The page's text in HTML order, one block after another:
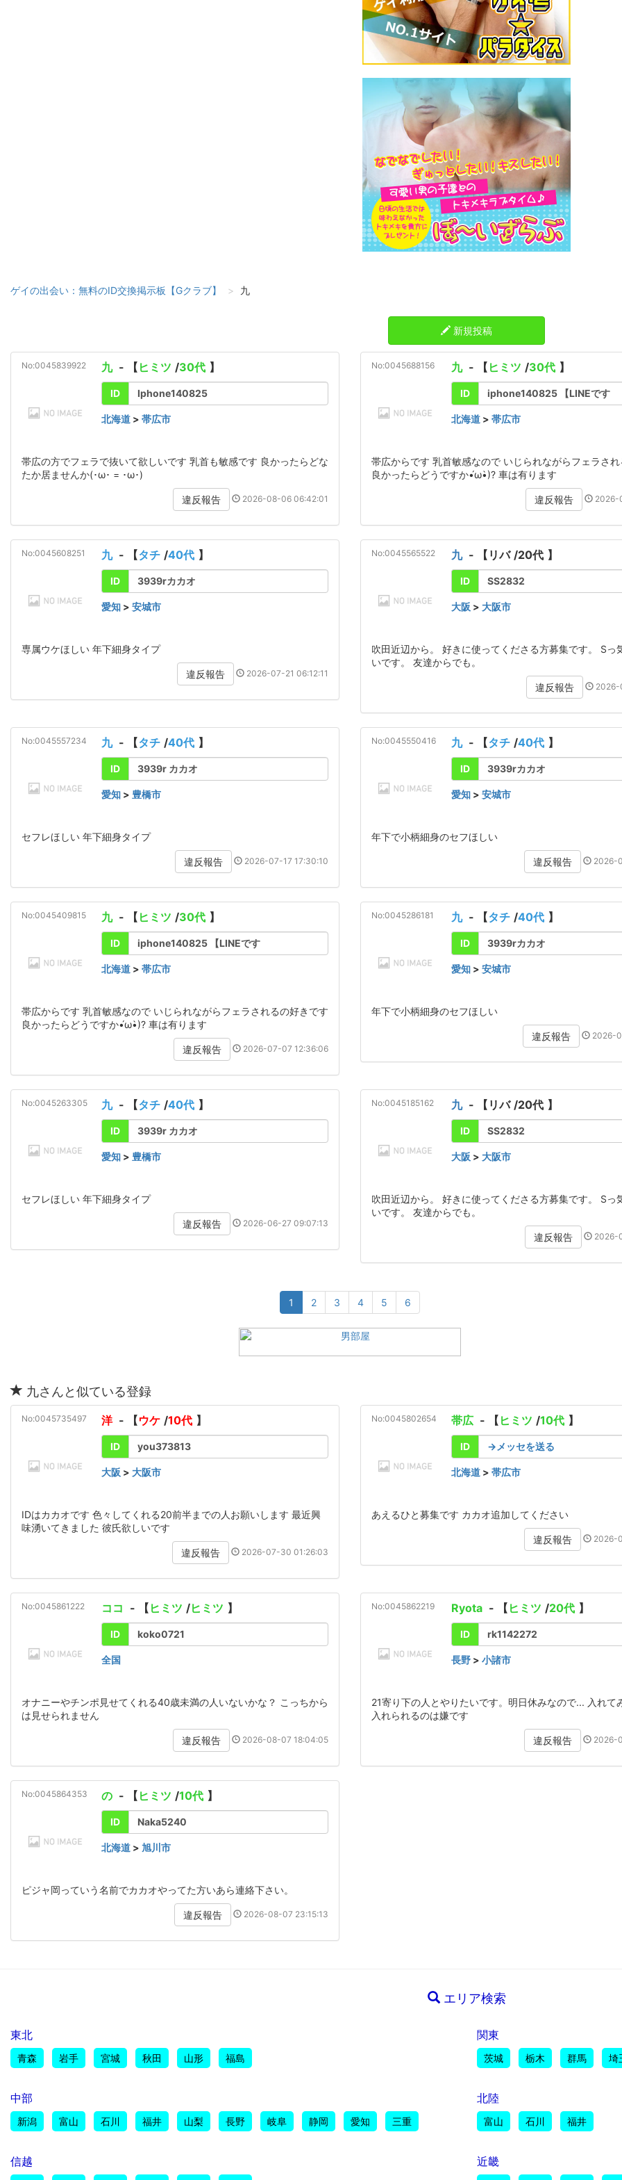
ゲイの出会い：無料のID交換掲示板【Gクラブ】 九
新規投稿
No:0045839922 九 - 【 ヒミツ /30代 】
ID Iphone140825
北海道 > 帯広市
帯広の方でフェラで抜いて欲しいです 乳首も敏感です 良かったらどな
たか居ませんか(･ω･ = ･ω･)
違反報告 2026-08-06 06:42:01
No:0045688156 九 - 【 ヒミツ /30代 】
ID iphone140825 【LINEです
北海道 > 帯広市
帯広からです 乳首敏感なので いじられながらフェラさ
良かったらどうですか•́ω•̀)? 車は有ります
違反報告 2026-
No:0045608251 九 - 【タチ /40代 】
ID 3939rカカオ
愛知 > 安城市
専属ウケほしい 年下細身タイプ
違反報告 2026-07-21 06:12:11
No:0045565522 九 - 【 リバ /20代 】
ID SS2832
大阪 > 大阪市
吹田近辺から。 好きに使ってくださる方募集です。 Sっ
いです。 友達からでも。
違反報告 2026-
No:0045557234 九 - 【タチ /40代 】
ID 3939r カカオ
愛知 > 豊橋市
セフレほしい 年下細身タイプ
違反報告 2026-07-17 17:30:10
No:0045550416 九 - 【タチ /40代 】
ID 3939rカカオ
愛知 > 安城市
年下で小柄細身のセフほしい
違反報告 2026-
No:0045409815 九 - 【 ヒミツ /30代 】
ID iphone140825 【LINEです
北海道 > 帯広市
帯広からです 乳首敏感なので いじられながらフェラされるの好きです
良かったらどうですか•́ω•̀)? 車は有ります
違反報告 2026-07-07 12:36:06
No:0045286181 九 - 【タチ /40代 】
ID 3939rカカオ
愛知 > 安城市
年下で小柄細身のセフほしい
違反報告 2026-
No:0045263305 九 - 【タチ /40代 】
ID 3939r カカオ
愛知 > 豊橋市
セフレほしい 年下細身タイプ
違反報告 2026-06-27 09:07:13
No:0045185162 九 - 【 リバ /20代 】
ID SS2832
大阪 > 大阪市
吹田近辺から。 好きに使ってくださる方募集です。 Sっ
いです。 友達からでも。
違反報告 2026-
1 2 3 4 5 6
九さんと似ている登録
No:0045735497 洋 - 【ウケ /10代 】
ID you373813
大阪 > 大阪市
IDはカカオです 色々してくれる20前半までの人お願いします 最近興
味湧いてきました 彼氏欲しいです
違反報告 2026-07-30 01:26:03
No:0045802654 帯広 - 【 ヒミツ /10代 】
ID →メッセを送る
北海道 > 帯広市
あえるひと募集です カカオ追加してください
違反報告 2026-
No:0045861222 ココ - 【 ヒミツ /ヒミツ 】
ID koko0721
全国
オナニーやチンポ見せてくれる40歳未満の人いないかな？ こっちから
は見せられません
違反報告 2026-08-07 18:04:05
No:0045862219 Ryota - 【 ヒミツ /20代 】
ID rk1142272
長野 > 小諸市
21寄り下の人とやりたいです。明日休みなので... 入れて
入れられるのは嫌です
違反報告 2026-
No:0045864353 の - 【 ヒミツ /10代 】
ID Naka5240
北海道 > 旭川市
ピジャ岡っていう名前でカカオやってた方いあら連絡下さい。
違反報告 2026-08-07 23:15:13
エリア検索
東北
青森 岩手 宮城 秋田 山形 福島
関東
茨城 栃木 群馬 埼
中部
新潟 富山 石川 福井 山梨 長野 岐阜 静岡 愛知 三重
北陸
富山 石川 福井
信越 近畿